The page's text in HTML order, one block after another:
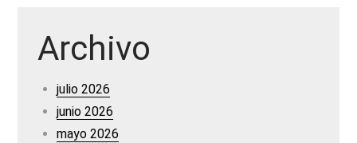
Archivo
julio 2026
junio 2026
mayo 2026